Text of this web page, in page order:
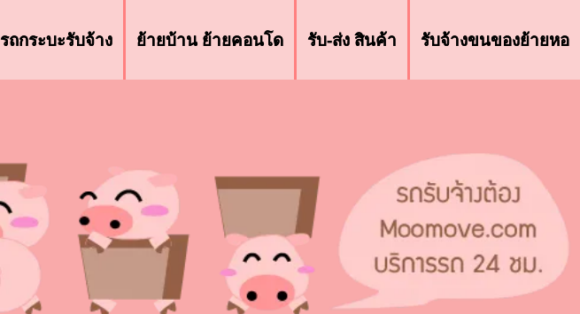
รถกระบะรับจ้าง ย้ายบ้าน ย้ายคอนโด รับ-ส่ง สินค้า รับจ้างขนของย้ายหอ